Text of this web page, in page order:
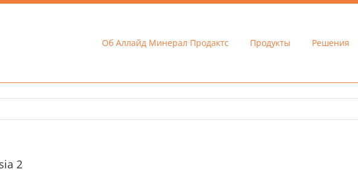
Об Аллайд Минерал Продактс
Продукты Решения
2